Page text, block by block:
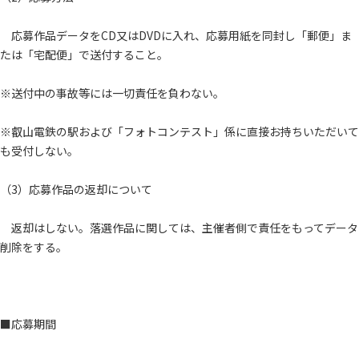
応募作品データをCD又はDVDに入れ、応募用紙を同封し「郵便」ま
たは「宅配便」で送付すること。
※送付中の事故等には一切責任を負わない。
※叡山電鉄の駅および「フォトコンテスト」係に直接お持ちいただいて
も受付しない。
（3）応募作品の返却について
返却はしない。落選作品に関しては、主催者側で責任をもってデータ
削除をする。
■応募期間